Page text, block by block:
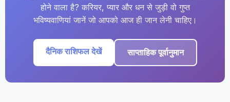
होने वाला है? करियर, प्यार और धन से जुड़ी वो गुप्त
भविष्यवाणियां जानें जो आपको आज ही जान लेनी चाहिए।
दैनिक राशिफल देखें साप्ताहिक पूर्वानुमान